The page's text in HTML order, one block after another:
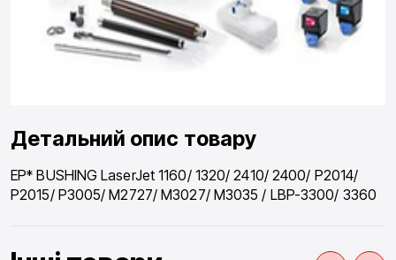
Детальний опис товару
EP* BUSHING LaserJet 1160/ 1320/ 2410/ 2400/ P2014/
P2015/ P3005/ M2727/ M3027/ M3035 / LBP-3300/ 3360